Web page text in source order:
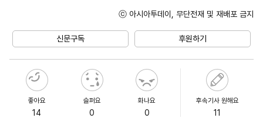
ⓒ 아시아투데이, 무단전재 및 재배포 금지
신문구독 후원하기
좋아요
14
슬퍼요
0
화나요
0
후속기사 원해요
11